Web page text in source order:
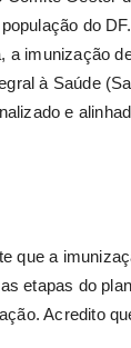
do
imunização
à Saúde
e
que a
etapas do
Acredito